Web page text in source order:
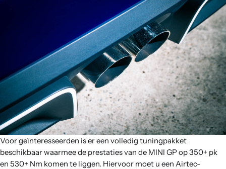
Voor geïnteresseerden is er een volledig tuningpakket
beschikbaar waarmee de prestaties van de MINI GP op 350+ pk
en 530+ Nm komen te liggen. Hiervoor moet u een Airtec-